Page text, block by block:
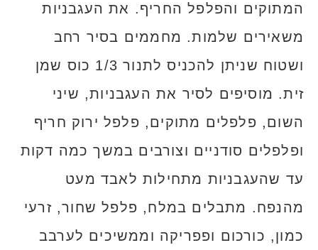
המתוקים והפלפל החריף. את העגבניות
משאירים שלמות. מחממים בסיר רחב
ושטוח שניתן להכניס לתנור 1/3 כוס שמן
זית. מוסיפים לסיר את העגבניות, שיני
השום, פלפלים מתוקים, פלפל ירוק חריף
ופלפלים סודניים וצורבים במשך כמה דקות
עד שהעגבניות מתחילות לאבד מעט
מהנפח. מתבלים במלח, פלפל שחור, זרעי
כמון, כורכום ופפריקה וממשיכים לערבב